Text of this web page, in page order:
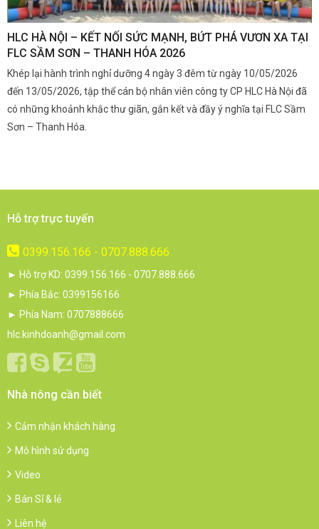
HLC HÀ NỘI – KẾT NỐI SỨC MẠNH, BỨT PHÁ VƯƠN XA TẠI
FLC SẦM SƠN – THANH HÓA 2026
Khép lại hành trình nghỉ dưỡng 4 ngày 3 đêm từ ngày 10/05/2026
đến 13/05/2026, tập thể cán bộ nhân viên công ty CP HLC Hà Nội đã
có những khoảnh khắc thư giãn, gắn kết và đầy ý nghĩa tại FLC Sầm
Sơn – Thanh Hóa.
Hỗ trợ trực tuyến
0399.156.166 - 0707.888.666
► Hỗ trợ KD: 0399.156.166 - 0707.888.666
► Phía Bắc: 0399156166
► Phía Nam: 0707888666
hlc.kinhdoanh@gmail.com
Nhà nông cần biết
Cảm nhận khách hàng
Mô hình sử dụng
Video
Bán Sỉ & lẻ
Liên hệ